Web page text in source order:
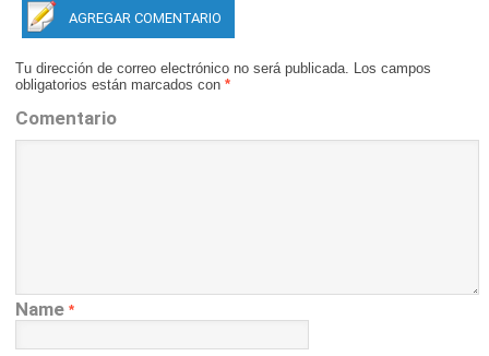
AGREGAR COMENTARIO
Tu dirección de correo electrónico no será publicada. Los campos
obligatorios están marcados con *
Comentario
Name *